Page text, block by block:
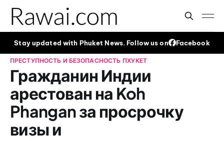
Stay updated with Phuket News. Follow us on Facebook
ПРЕСТУПНОСТЬ И БЕЗОПАСНОСТЬ ПХУКЕТ
Гражданин Индии
арестован на Koh
Phangan за просрочку
визы и